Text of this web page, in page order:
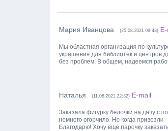
Мария Иванцова (25.08.2021 09:43)
Мы областная организация по
украшения для библиотек и центров
без проблем. В общем, надеемся
Наталья (11.08.2021 22:32) E-mail
Заказала фигурку белочки на дачу с
немного огорчило. Но когда
Благодарю! Хочу еще парочку